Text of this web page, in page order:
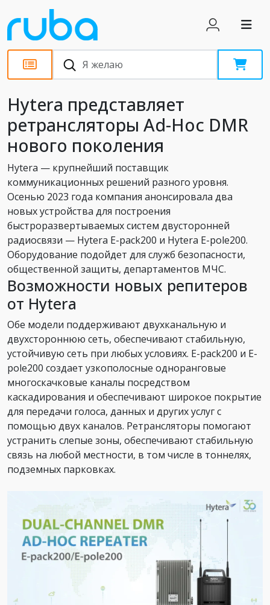
Новости
Hytera представляет
ретрансляторы Ad-Hoc DMR
нового поколения
Hytera — крупнейший поставщик
коммуникационных решений разного уровня.
Осенью 2023 года компания анонсировала два
новых устройства для построения
быстроразвертываемых систем двусторонней
радиосвязи — Hytera E-pack200 и Hytera E-pole200.
Оборудование подойдет для служб безопасности,
общественной защиты, департаментов МЧС.
Возможности новых репитеров
от Hytera
Обе модели поддерживают двухканальную и
двухстороннюю сеть, обеспечивают стабильную,
устойчивую сеть при любых условиях. E-pack200 и E-
pole200 создает узкополосные одноранговые
многоскачковые каналы посредством
каскадирования и обеспечивают широкое покрытие
для передачи голоса, данных и других услуг с
помощью двух каналов. Ретрансляторы помогают
устранить слепые зоны, обеспечивают стабильную
связь на любой местности, в том числе в тоннелях,
подземных парковках.